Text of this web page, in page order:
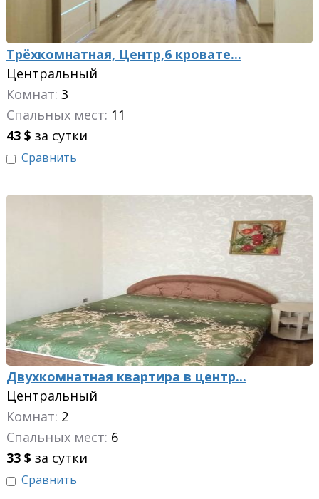
Трёхкомнатная, Центр,6 кровате...
Центральный
Комнат: 3
Спальных мест: 11
43 $ за сутки
Сравнить
Двухкомнатная квартира в центр...
Центральный
Комнат: 2
Спальных мест: 6
33 $ за сутки
Сравнить